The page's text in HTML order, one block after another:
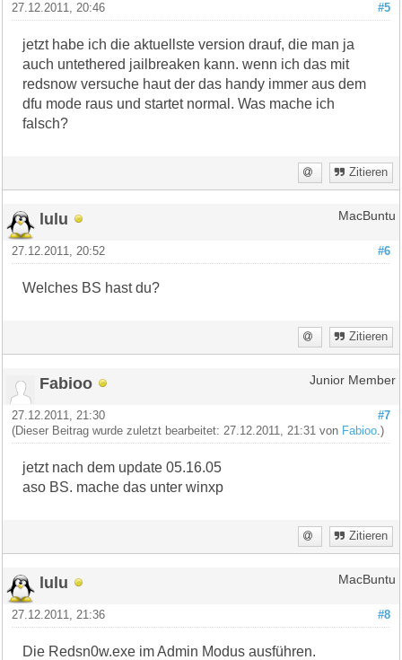
#5
27.12.2011, 20:46
jetzt habe ich die aktuellste version drauf, die man ja
auch untethered jailbreaken kann. wenn ich das mit
redsnow versuche haut der das handy immer aus dem
dfu mode raus und startet normal. Was mache ich
falsch?
Zitieren
lulu MacBuntu
#6
27.12.2011, 20:52
Welches BS hast du?
Zitieren
Fabioo Junior Member
#7
27.12.2011, 21:30
(Dieser Beitrag wurde zuletzt bearbeitet: 27.12.2011, 21:31 von Fabioo .)
jetzt nach dem update 05.16.05
aso BS. mache das unter winxp
Zitieren
lulu MacBuntu
#8
27.12.2011, 21:36
Die Redsn0w.exe im Admin Modus ausführen.